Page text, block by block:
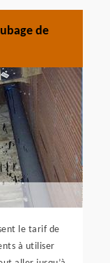
de
le tarif de
à utiliser